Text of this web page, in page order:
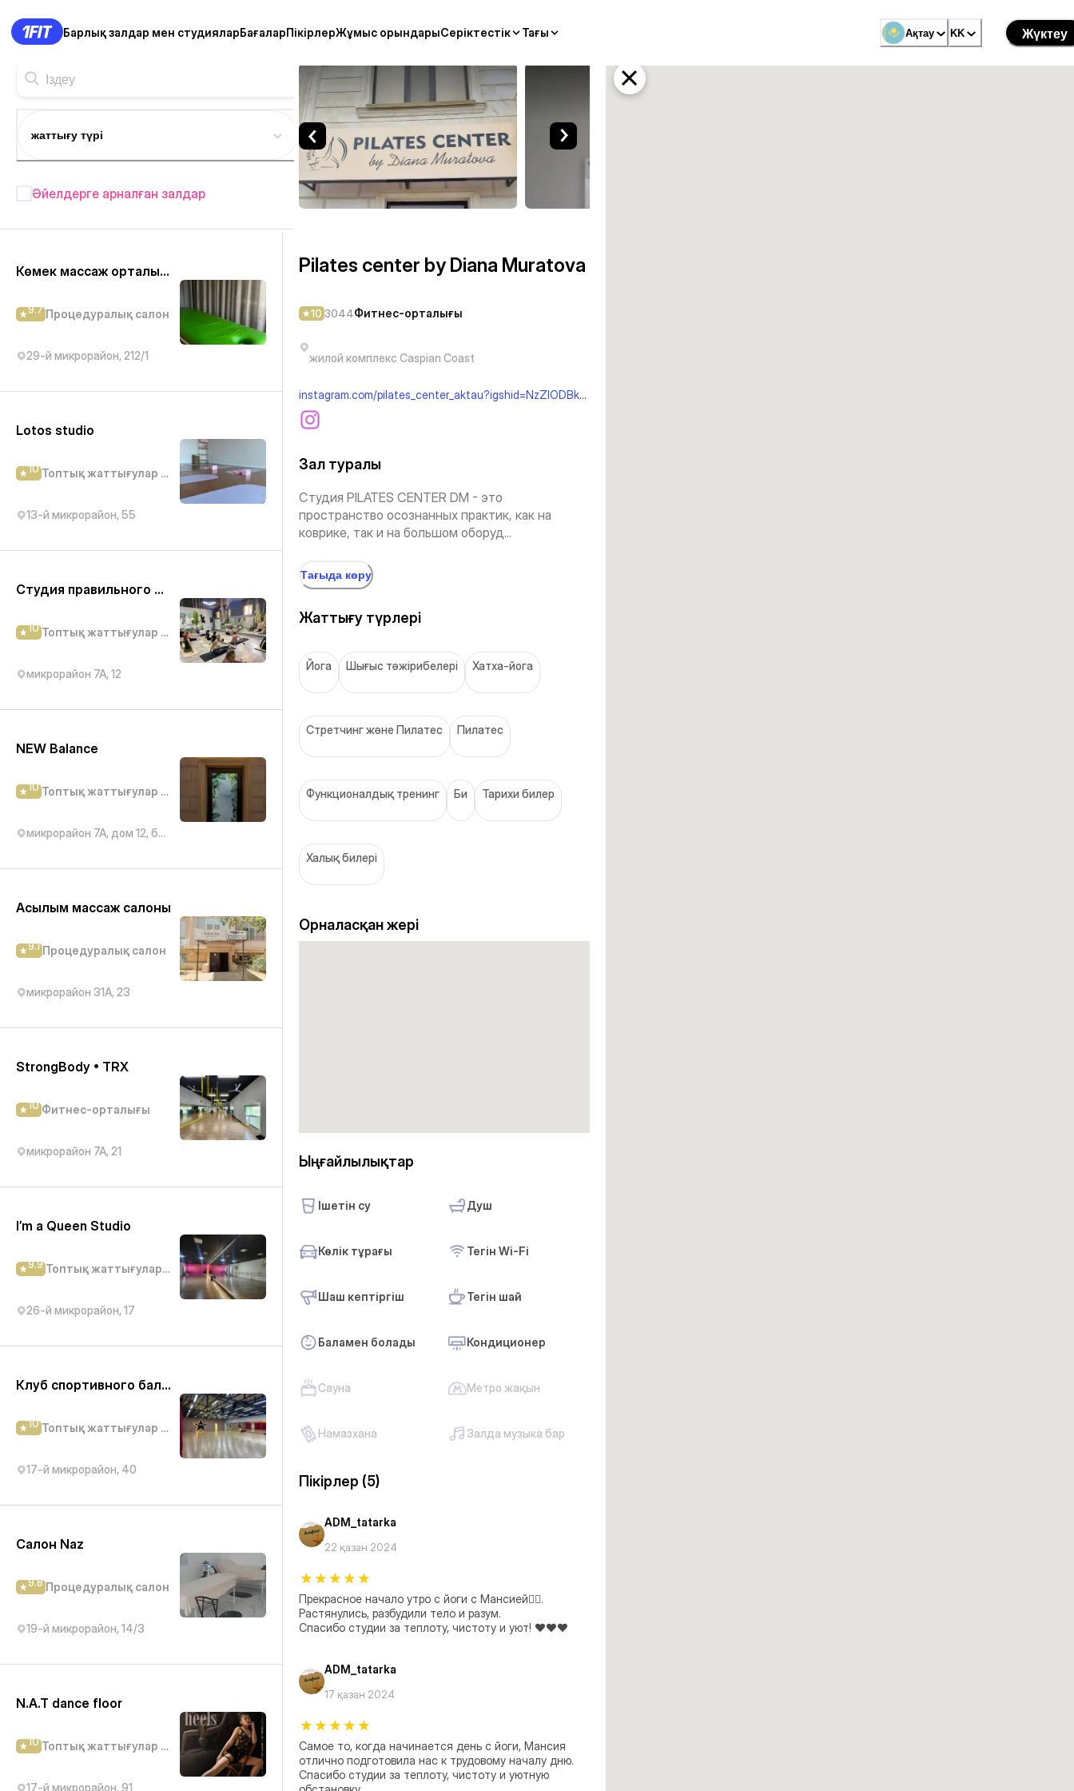
Барлық залдар мен студияларБағаларПікірлерЖұмыс орындарыСеріктестік Тағы Ақтау KK Жүктеу
жаттығу түрі
Әйелдерге арналған залдар
Ақтау фитнес студиялары
Көмек массаж орталығы
9.7 Процедуралық салон
29-й микрорайон, 212/1
Lotos studio
10 Топтық жаттығулар студиясы
13-й микрорайон, 55
Студия правильного движения Balance
10 Топтық жаттығулар студиясы
микрорайон 7А, 12
NEW Balance
10 Топтық жаттығулар студиясы
микрорайон 7А, дом 12, блок 1 (там же)
Асылым массаж салоны
9.1 Процедуралық салон
микрорайон 31А, 23
StrongBody • TRX
10 Фитнес-орталығы
микрорайон 7А, 21
I’m a Queen Studio
9.9 Топтық жаттығулар студиясы
26-й микрорайон, 17
Клуб спортивного бального танца Formation
10 Топтық жаттығулар студиясы
17-й микрорайон, 40
Салон Naz
9.8 Процедуралық салон
19-й микрорайон, 14/3
N.A.T dance floor
10 Топтық жаттығулар студиясы
17-й микрорайон, 91
Pilates center by Diana Muratova — Фитнес-орталығы Ақтау
Pilates center by Diana Muratova
10 3044Фитнес-орталығы
жилой комплекс Caspian Coast
instagram.com/pilates_center_aktau?igshid=NzZlODBkYWE4Ng==
Зал туралы
Студия PILATES CENTER DM - это
пространство осознанных практик, как на
коврике, так и на большом оборуд...
Тағыда көру
Жаттығу түрлері
Йога Шығыс тәжірибелері Хатха-йога
Стретчинг және Пилатес Пилатес
Функционалдық тренинг Би Тарихи билер
Халық билері
Орналасқан жері
Ыңғайлылықтар
Ішетін су Душ
Көлік тұрағы Тегін Wi-Fi
Шаш кептіргіш Тегін шай
Баламен болады Кондиционер
Сауна Метро жақын
Намазхана Залда музыка бар
Пікірлер (5)
ADM_tatarka
22 қазан 2024
Прекрасное начало утро с йоги с Мансией🧘‍♀️.
Растянулись, разбудили тело и разум.
Спасибо студии за теплоту, чистоту и уют! ♥️♥️♥️
ADM_tatarka
17 қазан 2024
Самое то, когда начинается день с йоги, Мансия
отлично подготовила нас к трудовому началу дню.
Спасибо студии за теплоту, чистоту и уютную